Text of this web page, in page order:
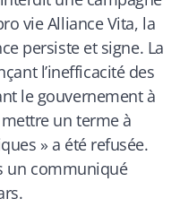
vie Alliance Vita, la
persiste et signe. La
l’inefficacité des
le gouvernement à
un terme à
» a été refusée.
un communiqué